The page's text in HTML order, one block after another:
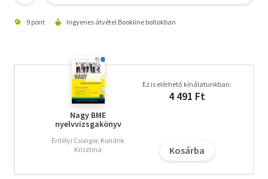
9 pont Ingyenes átvétel Bookline boltokban
Nagy BME
nyelvvizsgakönyv
Erdélyi Csongor, Kondrik
Krisztina
Ez is elérhető kínálatunkban:
4 491 Ft
Kosárba